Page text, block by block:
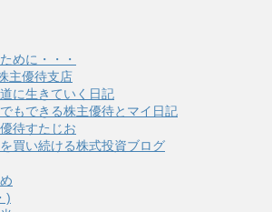
めに・・・
主優待支店
に生きていく日記
もできる株主優待とマイ日記
待すたじお
買い続ける株式投資ブログ
)